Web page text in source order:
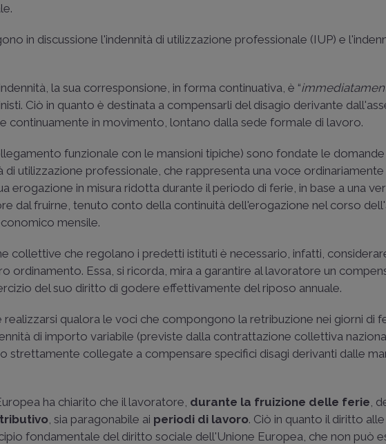
in discussione l'indennità di utilizzazione professionale (IUP) e
la sua corresponsione, in forma continuativa, è “
Ciò in quanto è destinata a compensarli del disagio derivante
continuamente in movimento, lontano dalla sede formale di lavoro.
funzionale con le mansioni tipiche) sono fondate le
di utilizzazione professionale, che rappresenta una voce
erogazione in misura ridotta durante il periodo di ferie, in base a una
dal fruirne, tenuto conto della continuità dell'erogazione nel corso
mensile.
collettive che regolano i predetti istituti è necessario, infatti,
ordinamento. Essa, si ricorda, mira a garantire al lavoratore un
del suo diritto di godere effettivamente del riposo annuale.
qualora le voci che compongono la retribuzione nei giorni di
di importo variabile (previste dalla contrattazione collettiva
strettamente collegate a compensare specifici disagi derivanti dalle
ha chiarito che il lavoratore, durante la fruizione delle ferie,
, sia paragonabile ai periodi di lavoro. Ciò in quanto il diritto
fondamentale del diritto sociale dell'Unione Europea, che non può